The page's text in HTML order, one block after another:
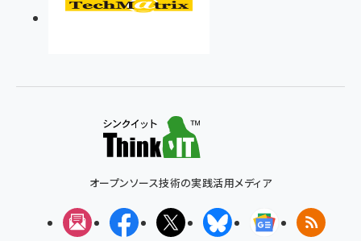
オープンソース技術の実践活用メディア
メルマガFacebookX(エックス)BlueskyGoogleニュ
RSS